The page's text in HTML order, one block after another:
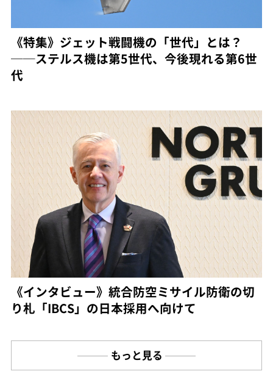
《特集》ジェット戦闘機の「世代」とは？
──ステルス機は第5世代、今後現れる第6世
代
《インタビュー》統合防空ミサイル防衛の切
り札「IBCS」の日本採用へ向けて
もっと見る